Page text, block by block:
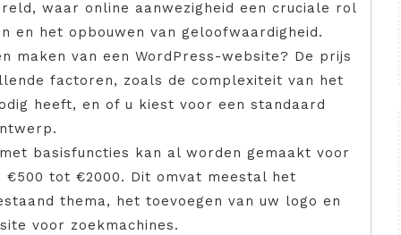
waar online aanwezigheid een cruciale rol
en het opbouwen van geloofwaardigheid.
maken van een WordPress-website? De prijs
factoren, zoals de complexiteit van het
heeft, en of u kiest voor een standaard
basisfuncties kan al worden gemaakt voor
tot €2000. Dit omvat meestal het
thema, het toevoegen van uw logo en
voor zoekmachines.